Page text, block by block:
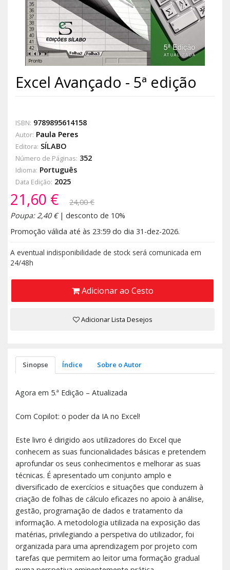
Excel Avançado - 5ª edição
ISBN: 9789895614158
Autor: Paula Peres
Editora: SÍLABO
Número de Páginas: 352
Idioma: Português
Data Edição: 2025
21,60 €
24,00 €
Poupa: 2,40 €| desconto de 10%
Promoção válida até às 23:59 do dia 31-dez-2026.
A eventual indisponibilidade de stock será comunicada em
24/48h
Adicionar ao Cesto
Adicionar Lista Desejos
Sinopse Índice Sobre o Autor
Agora em 5.ª Edição – Atualizada
Com Copilot: o poder da IA no Excel!
Este livro é dirigido aos utilizadores do Excel que
conhecem as suas funcionalidades básicas e pretendem
aprofundar os seus conhecimentos e melhorar as suas
técnicas. É apresentado um conjunto amplo e
diversificado de exercícios e situações que conduzem à
criação de folhas de cálculo eficazes no apoio à análise,
gestão, programação de dados e tratamento da
informação. A metodologia utilizada na exposição das
matérias, privilegiando a perspetiva do utilizador, foi
organizada para uma aprendizagem por projeto com
tarefas que permitem ao leitor uma formação gradual